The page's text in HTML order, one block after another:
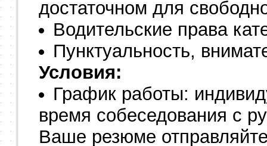
достаточном для
Водительские права
Пунктуальность,
Условия:
График работы:
время собеседования с
Ваше резюме